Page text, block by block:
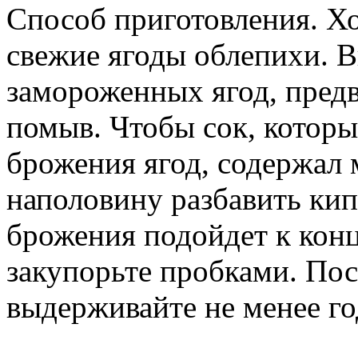
Способ приготовления.
свежие ягоды облепихи.
замороженных ягод,
помыв. Чтобы сок,
брожения ягод,
наполовину разбавить
брожения подойдет к
закупорьте пробками.
выдерживайте не менее